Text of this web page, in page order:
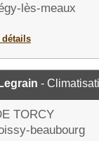
lès-meaux
détails
-
TORCY
beaubourg